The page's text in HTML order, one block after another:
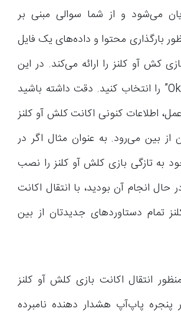
می‌شود و از شما سوالی مبنی بر
بارگذاری محتوا و داده‌های یک فایل
کش آو کلنز را ارائه می‌کند. در این
پنجره گزینه “Okay” را انتخاب کنید. دقت داشته باشید
اطلاعات کنونی اکانت کلش آو کلنز
از بین می‌رود. به عنوان مثال اگر در
به تازگی بازی کلش آو کلنز را نصب
حال انجام آن بودید، با انتقال اکانت
تمام دستاوردهای جدیدتان از بین
انتقال اکانت بازی کلش آو کلنز
پنجره پاپ‌آپ هشدار دهنده نامبرده